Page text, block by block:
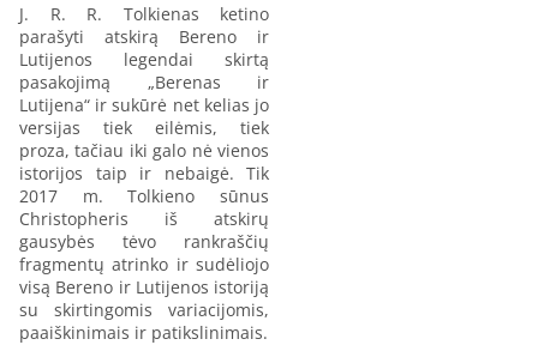
J. R. R. Tolkienas ketino
parašyti atskirą Bereno ir
Lutijenos legendai skirtą
pasakojimą „Berenas ir
Lutijena“ ir sukūrė net kelias jo
versijas tiek eilėmis, tiek
proza, tačiau iki galo nė vienos
istorijos taip ir nebaigė. Tik
2017 m. Tolkieno sūnus
Christopheris iš atskirų
gausybės tėvo rankraščių
fragmentų atrinko ir sudėliojo
visą Bereno ir Lutijenos istoriją
su skirtingomis variacijomis,
paaiškinimais ir patikslinimais.